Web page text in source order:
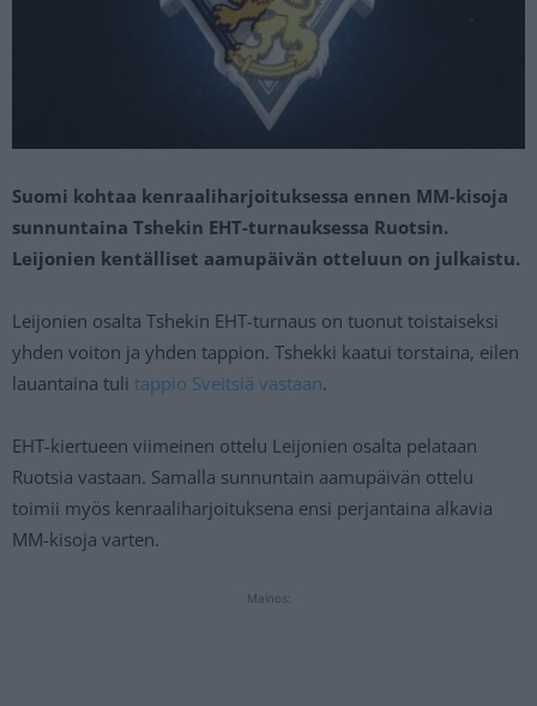
Suomi kohtaa kenraaliharjoituksessa ennen MM-kisoja
sunnuntaina Tshekin EHT-turnauksessa Ruotsin.
Leijonien kentälliset aamupäivän otteluun on julkaistu.
Leijonien osalta Tshekin EHT-turnaus on tuonut toistaiseksi
yhden voiton ja yhden tappion. Tshekki kaatui torstaina, eilen
lauantaina tuli tappio Sveitsiä vastaan.
EHT-kiertueen viimeinen ottelu Leijonien osalta pelataan
Ruotsia vastaan. Samalla sunnuntain aamupäivän ottelu
toimii myös kenraaliharjoituksena ensi perjantaina alkavia
MM-kisoja varten.
Mainos: